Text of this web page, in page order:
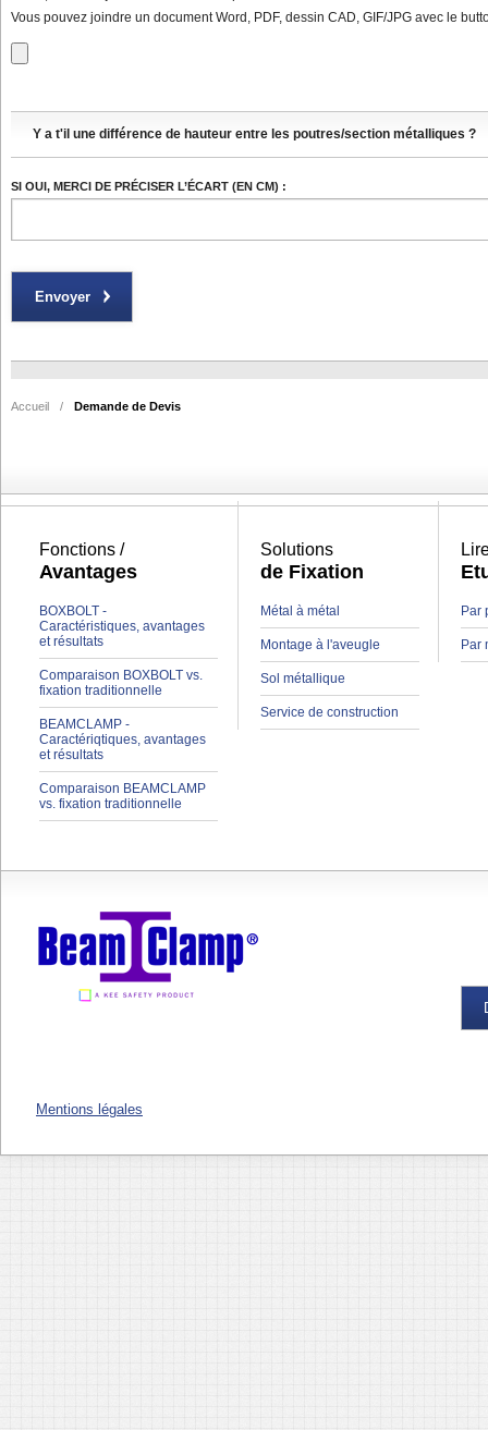
Vous pouvez joindre un document Word, PDF, dessin CAD, GIF/JPG avec le
Y a t'il une différence de hauteur entre les poutres/section métalliques ?
SI OUI, MERCI DE PRÉCISER L’ÉCART (EN CM) :
Accueil / Demande de Devis
Fonctions /
Avantages
BOXBOLT -
Caractéristiques, avantages
et résultats
Comparaison BOXBOLT vs.
fixation traditionnelle
BEAMCLAMP -
Caractériqtiques, avantages
et résultats
Comparaison BEAMCLAMP
vs. fixation traditionnelle
Solutions
de Fixation
Métal à métal
Montage à l'aveugle
Sol métallique
Service de construction
Par
Par
Mentions légales